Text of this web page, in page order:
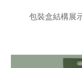
包裝盒結構展